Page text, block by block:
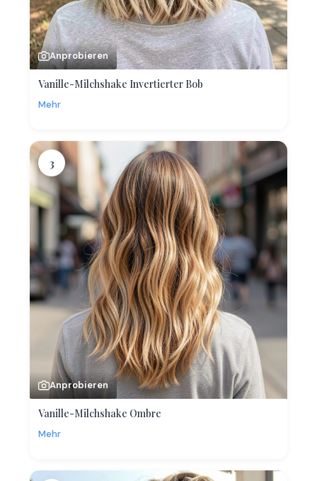
Anprobieren
Vanille-Milchshake Invertierter Bob
Mehr
3
Anprobieren
Vanille-Milchshake Ombre
Mehr